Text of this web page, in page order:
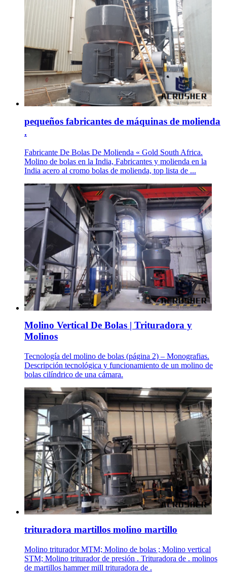
pequeños fabricantes de máquinas de molienda
.
Fabricante De Bolas De Molienda « Gold South Africa.
Molino de bolas en la India, Fabricantes y molienda en la
India acero al cromo bolas de molienda, top lista de ...
Molino Vertical De Bolas | Trituradora y
Molinos
Tecnología del molino de bolas (página 2) – Monografias.
Descripción tecnológica y funcionamiento de un molino de
bolas cilíndrico de una cámara.
trituradora martillos molino martillo
Molino triturador MTM; Molino de bolas ; Molino vertical
STM; Molino triturador de presión . Trituradora de . molinos
de martillos hammer mill trituradora de .